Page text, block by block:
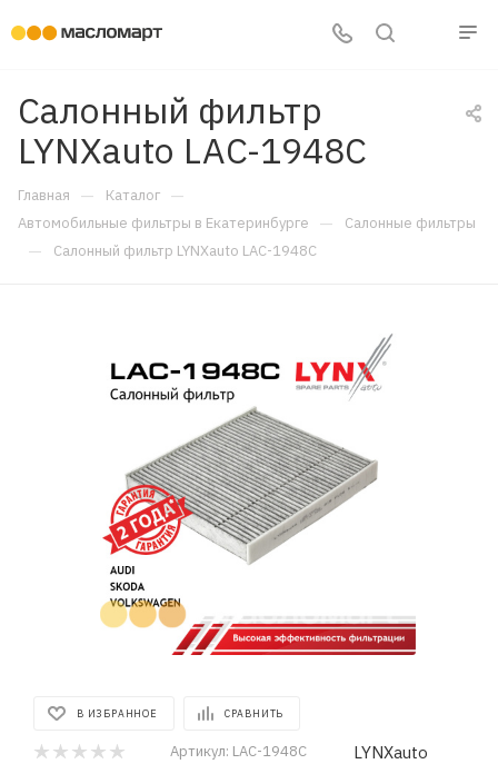
Салонный фильтр
LYNXauto LAC-1948C
Главная — Каталог —
Автомобильные фильтры в Екатеринбурге — Салонные фильтры
— Салонный фильтр LYNXauto LAC-1948C
В ИЗБРАННОЕ СРАВНИТЬ
Артикул: LAC-1948C LYNXauto